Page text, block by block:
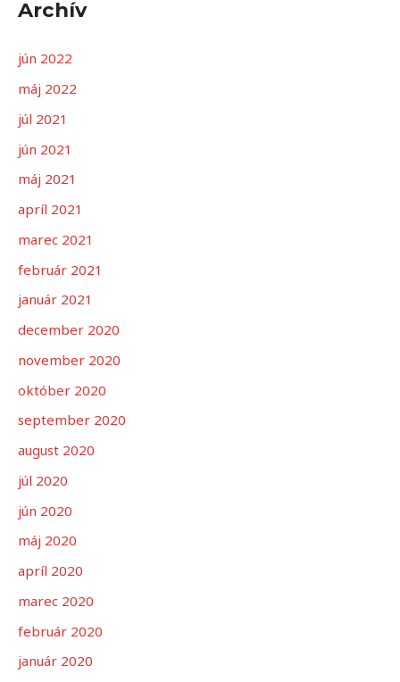
Archív
jún 2022
máj 2022
júl 2021
jún 2021
máj 2021
apríl 2021
marec 2021
február 2021
január 2021
december 2020
november 2020
október 2020
september 2020
august 2020
júl 2020
jún 2020
máj 2020
apríl 2020
marec 2020
február 2020
január 2020